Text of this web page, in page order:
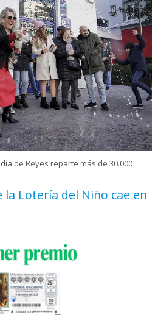
de Reyes reparte más de 30.000
Lotería del Niño cae en